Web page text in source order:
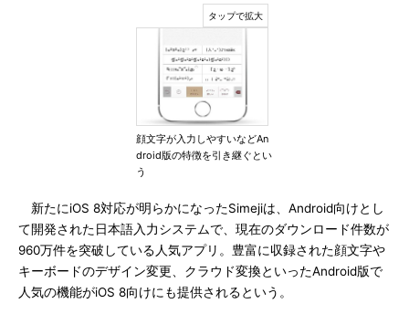
顔文字が入力しやすいなどAn
droid版の特徴を引き継ぐとい
う
新たにiOS 8対応が明らかになったSimejiは、Android向けとし
て開発された日本語入力システムで、現在のダウンロード件数が
960万件を突破している人気アプリ。豊富に収録された顔文字や
キーボードのデザイン変更、クラウド変換といったAndroid版で
人気の機能がiOS 8向けにも提供されるという。